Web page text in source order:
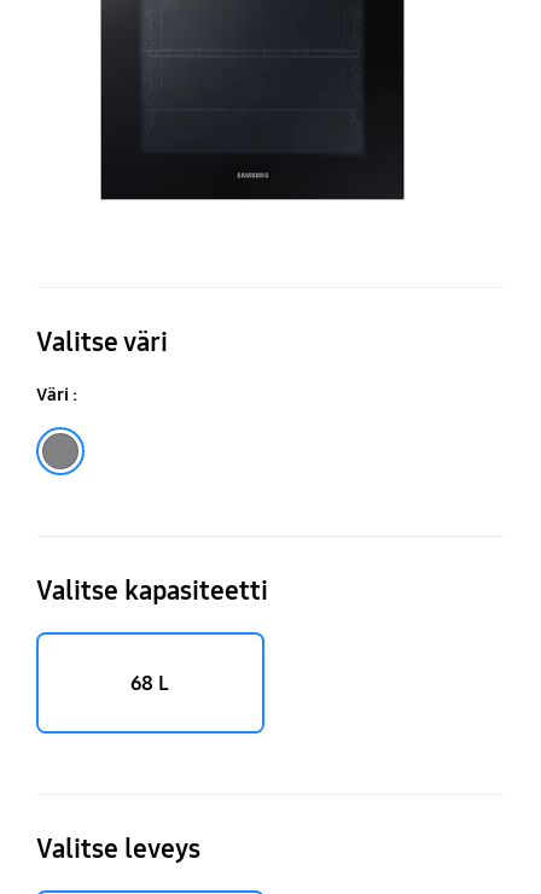
Valitse väri
Väri :
Valitse kapasiteetti
68 L
Valitse leveys